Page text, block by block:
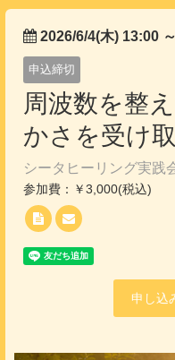
2026/6/4(木) 13:00 ～
申込締切
周波数を整
かさを受け
シータヒーリング実践
参加費：￥3,000(税込)
申し込